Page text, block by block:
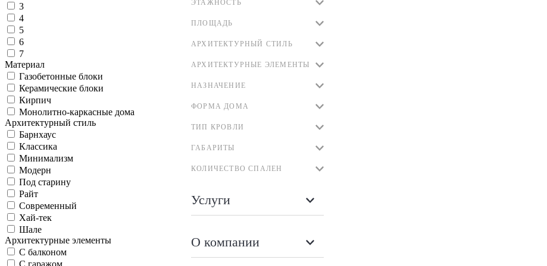
ЭТАЖНОСТЬ
ПЛОЩАДЬ
АРХИТЕКТУРНЫЙ СТИЛЬ
АРХИТЕКТУРНЫЕ ЭЛЕМЕНТЫ
НАЗНАЧЕНИЕ
ФОРМА ДОМА
ТИП КРОВЛИ
ГАБАРИТЫ
КОЛИЧЕСТВО СПАЛЕН
Услуги
О компании
3
4
5
6
7
Материал
Газобетонные блоки
Керамические блоки
Кирпич
Монолитно-каркасные дома
Архитектурный стиль
Барнхаус
Классика
Минимализм
Модерн
Под старину
Райт
Современный
Хай-тек
Шале
Архитектурные элементы
С балконом